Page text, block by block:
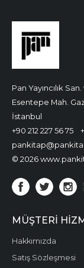
Pan Yayıncılık
Esentepe Mah.
İstanbul
+90 212 227 56 75
© 2026
MÜŞTERI
Hakkımızda
Satış Sözleşmesi